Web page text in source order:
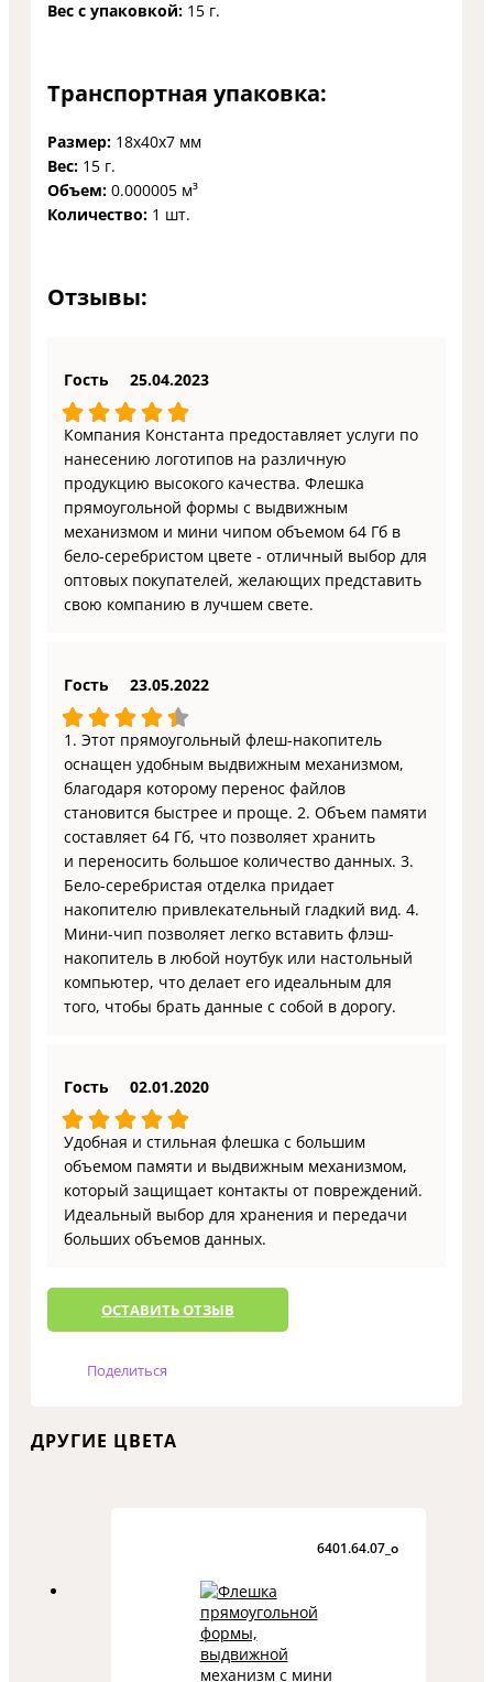
Вес с упаковкой: 15 г.
Транспортная упаковка:
Размер: 18x40x7 мм
Вес: 15 г.
Объем: 0.000005 м³
Количество: 1 шт.
Отзывы:
Гость 25.04.2023
Компания Константа предоставляет услуги по
нанесению логотипов на различную
продукцию высокого качества. Флешка
прямоугольной формы с выдвижным
механизмом и мини чипом объемом 64 Гб в
бело-серебристом цвете - отличный выбор для
оптовых покупателей, желающих представить
свою компанию в лучшем свете.
Гость 23.05.2022
1. Этот прямоугольный флеш-накопитель
оснащен удобным выдвижным механизмом,
благодаря которому перенос файлов
становится быстрее и проще. 2. Объем памяти
составляет 64 Гб, что позволяет хранить
и переносить большое количество данных. 3.
Бело-серебристая отделка придает
накопителю привлекательный гладкий вид. 4.
Мини-чип позволяет легко вставить флэш-
накопитель в любой ноутбук или настольный
компьютер, что делает его идеальным для
того, чтобы брать данные с собой в дорогу.
Гость 02.01.2020
Удобная и стильная флешка с большим
объемом памяти и выдвижным механизмом,
который защищает контакты от повреждений.
Идеальный выбор для хранения и передачи
больших объемов данных.
ОCТАВИТЬ ОТЗЫВ
Поделиться
ДРУГИЕ ЦВЕТА
6401.64.07_o